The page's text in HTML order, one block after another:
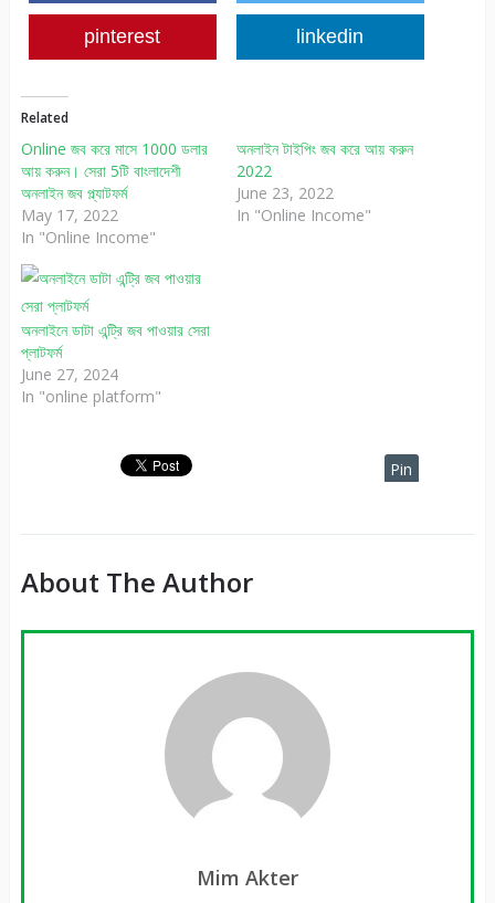
pinterest linkedin
Related
Online জব করে মাসে 1000 ডলার
আয় করুন। সেরা 5টি বাংলাদেশী
অনলাইন জব প্ল্যাটফর্ম
May 17, 2022
In "Online Income"
অনলাইন টাইপিং জব করে আয় করুন
2022
June 23, 2022
In "Online Income"
অনলাইনে ডাটা এন্ট্রি জব পাওয়ার সেরা
প্লাটফর্ম
June 27, 2024
In "online platform"
Pin
About The Author
Mim Akter